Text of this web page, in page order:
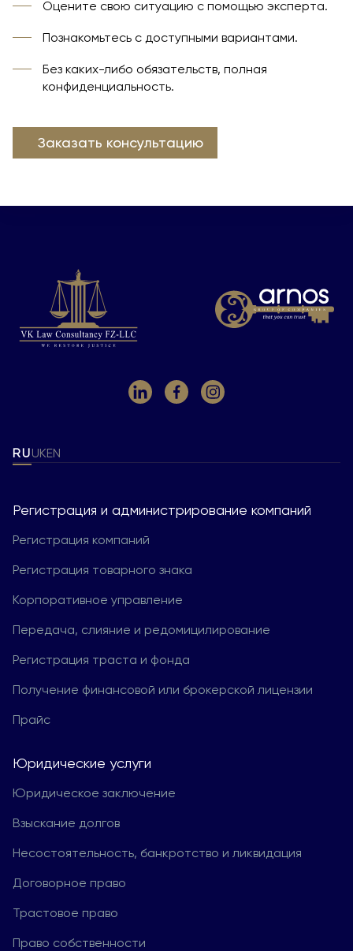
Оцените свою ситуацию с помощью эксперта.
Познакомьтесь с доступными вариантами.
Без каких-либо обязательств, полная
конфиденциальность.
Заказать консультацию
RUUKEN
Регистрация и администрирование компаний
Регистрация компаний
Регистрация товарного знака
Корпоративное управление
Передача, слияние и редомицилирование
Регистрация траста и фонда
Получение финансовой или брокерской лицензии
Прайс
Юридические услуги
Юридическое заключение
Взыскание долгов
Несостоятельность, банкротство и ликвидация
Договорное право
Трастовое право
Право собственности